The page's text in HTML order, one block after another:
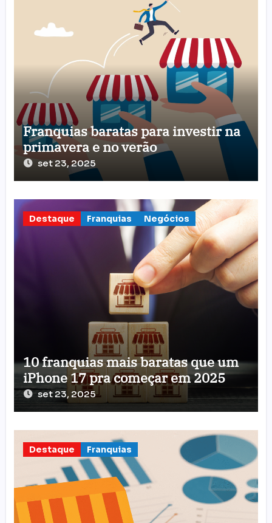
Franquias baratas para investir na
primavera e no verão
set 23, 2025
Destaque Franquias Negócios
10 franquias mais baratas que um
iPhone 17 pra começar em 2025
set 23, 2025
Destaque Franquias